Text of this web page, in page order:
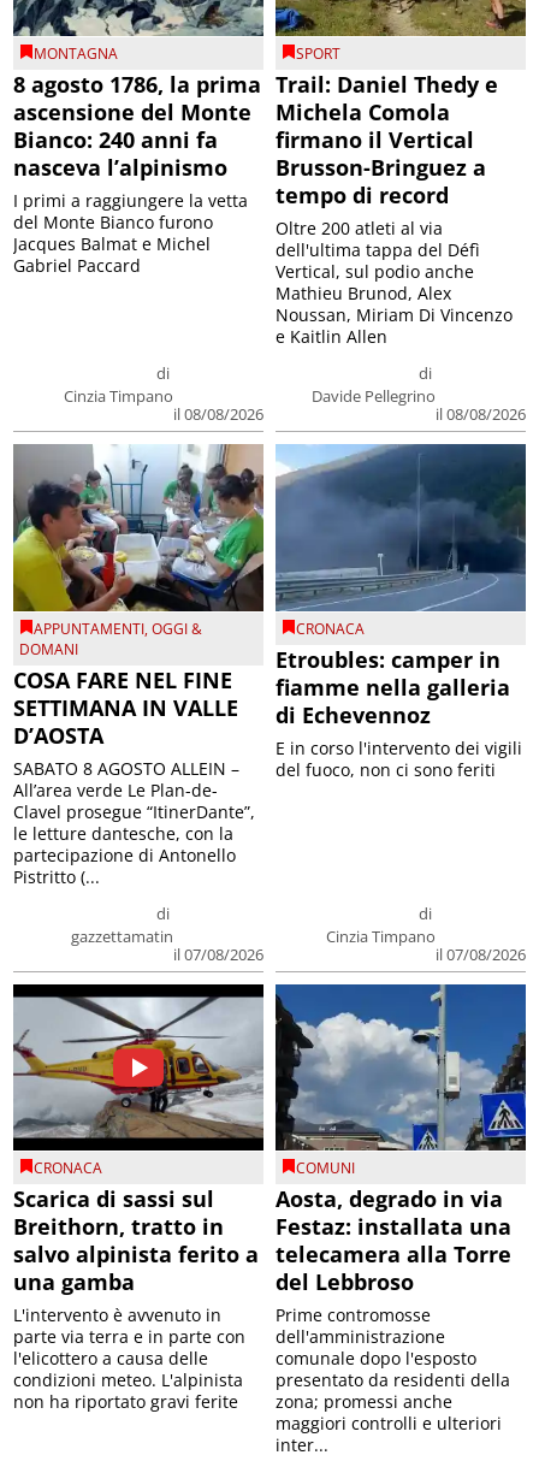
MONTAGNA
8 agosto 1786, la prima
ascensione del Monte
Bianco: 240 anni fa
nasceva l’alpinismo
di
Cinzia Timpano
il 08/08/2026
I primi a raggiungere la vetta
del Monte Bianco furono
Jacques Balmat e Michel
Gabriel Paccard
SPORT
Trail: Daniel Thedy e
Michela Comola
firmano il Vertical
Brusson-Bringuez a
tempo di record
di
Davide Pellegrino
il 08/08/2026
Oltre 200 atleti al via
dell'ultima tappa del Défì
Vertical, sul podio anche
Mathieu Brunod, Alex
Noussan, Miriam Di Vincenzo
e Kaitlin Allen
APPUNTAMENTI,OGGI &
DOMANI
COSA FARE NEL FINE
SETTIMANA IN VALLE
D’AOSTA
di
gazzettamatin
il 07/08/2026
SABATO 8 AGOSTO ALLEIN –
All’area verde Le Plan-de-
Clavel prosegue “ItinerDante”,
le letture dantesche, con la
partecipazione di Antonello
Pistritto (...
CRONACA
Etroubles: camper in
fiamme nella galleria
di Echevennoz
di
Cinzia Timpano
il 07/08/2026
E in corso l'intervento dei vigili
del fuoco, non ci sono feriti
CRONACA
Scarica di sassi sul
Breithorn, tratto in
salvo alpinista ferito a
una gamba
L'intervento è avvenuto in
parte via terra e in parte con
l'elicottero a causa delle
condizioni meteo. L'alpinista
non ha riportato gravi ferite
COMUNI
Aosta, degrado in via
Festaz: installata una
telecamera alla Torre
del Lebbroso
Prime contromosse
dell'amministrazione
comunale dopo l'esposto
presentato da residenti della
zona; promessi anche
maggiori controlli e ulteriori
inter...